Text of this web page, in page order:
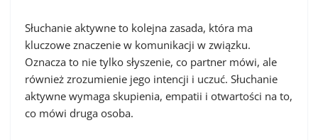
Słuchanie aktywne to kolejna zasada, która ma
kluczowe znaczenie w komunikacji w związku.
Oznacza to nie tylko słyszenie, co partner mówi, ale
również zrozumienie jego intencji i uczuć. Słuchanie
aktywne wymaga skupienia, empatii i otwartości na to,
co mówi druga osoba.